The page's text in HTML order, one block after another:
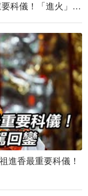
科儀！「進火」儀
進香最重要科儀！